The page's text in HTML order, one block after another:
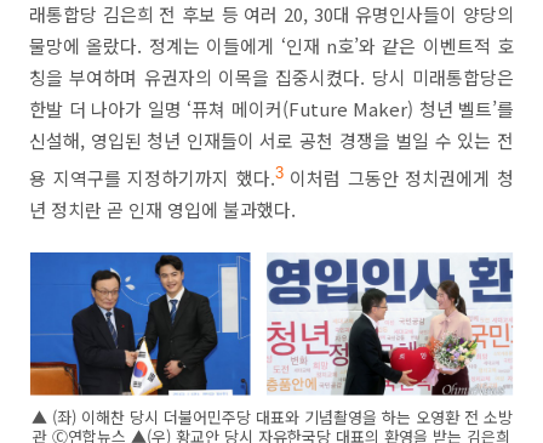
래통합당 김은희 전 후보 등 여러 20, 30대 유명인사들이 양당의
물망에 올랐다. 정계는 이들에게 ‘인재 n호’와 같은 이벤트적 호
칭을 부여하며 유권자의 이목을 집중시켰다. 당시 미래통합당은
한발 더 나아가 일명 ‘퓨쳐 메이커(Future Maker) 청년 벨트’를
신설해, 영입된 청년 인재들이 서로 공천 경쟁을 벌일 수 있는 전
용 지역구를 지정하기까지 했다.3 이처럼 그동안 정치권에게 청
년 정치란 곧 인재 영입에 불과했다.
▲ (좌) 이해찬 당시 더불어민주당 대표와 기념촬영을 하는 오영환 전 소방
관 Ⓒ연합뉴스 ▲(우) 황교안 당시 자유한국당 대표의 환영을 받는 김은희